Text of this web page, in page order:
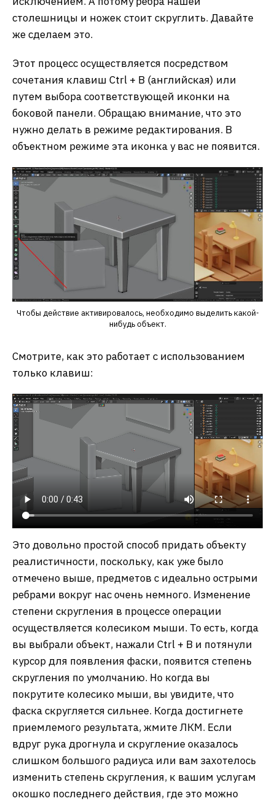
столешницы и ножек стоит скруглить. Давайте
же сделаем это.
Этот процесс осуществляется посредством
сочетания клавиш Ctrl + B (английская) или
путем выбора соответствующей иконки на
боковой панели. Обращаю внимание, что это
нужно делать в режиме редактирования. В
объектном режиме эта иконка у вас не появится.
Чтобы действие активировалось, необходимо выделить какой-
нибудь объект.
Смотрите, как это работает с использованием
только клавиш:
Это довольно простой способ придать объекту
реалистичности, поскольку, как уже было
отмечено выше, предметов с идеально острыми
ребрами вокруг нас очень немного. Изменение
степени скругления в процессе операции
осуществляется колесиком мыши. То есть, когда
вы выбрали объект, нажали Ctrl + B и потянули
курсор для появления фаски, появится степень
скругления по умолчанию. Но когда вы
покрутите колесико мыши, вы увидите, что
фаска скругляется сильнее. Когда достигнете
приемлемого результата, жмите ЛКМ. Если
вдруг рука дрогнула и скругление оказалось
слишком большого радиуса или вам захотелось
изменить степень скругления, к вашим услугам
окошко последнего действия, где это можно